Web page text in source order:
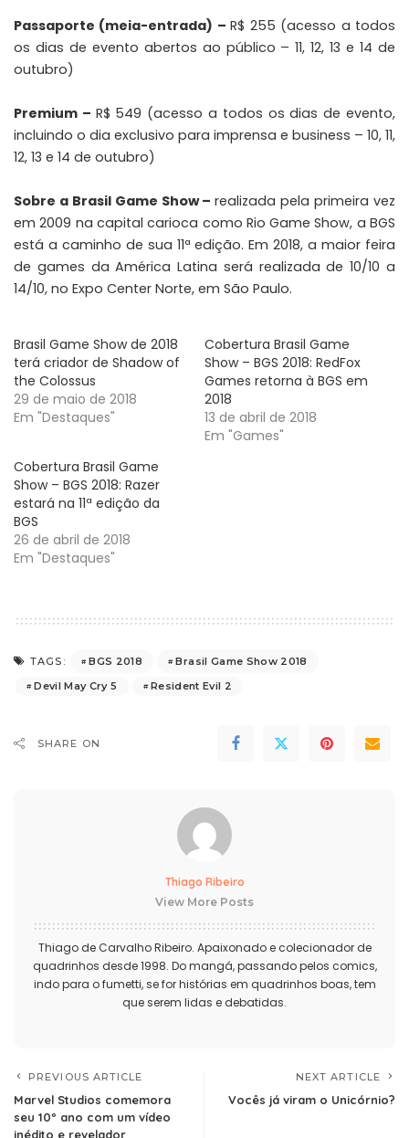
Passaporte (meia-entrada) –R$ 255 (acesso a todos
os dias de evento abertos ao público – 11, 12, 13 e 14 de
outubro)
Premium – R$ 549 (acesso a todos os dias de evento,
incluindo o dia exclusivo para imprensa e business – 10, 11,
12, 13 e 14 de outubro)
Sobre a Brasil Game Show –realizada pela primeira vez
em 2009 na capital carioca como Rio Game Show, a BGS
está a caminho de sua 11ª edição. Em 2018, a maior feira
de games da América Latina será realizada de 10/10 a
14/10, no Expo Center Norte, em São Paulo.
Brasil Game Show de 2018
terá criador de Shadow of
the Colossus
29 de maio de 2018
Em "Destaques"
Cobertura Brasil Game
Show – BGS 2018: RedFox
Games retorna à BGS em
2018
13 de abril de 2018
Em "Games"
Cobertura Brasil Game
Show – BGS 2018: Razer
estará na 11ª edição da
BGS
26 de abril de 2018
Em "Destaques"
TAGS: BGS 2018
Brasil Game Show 2018
Devil May Cry 5
Resident Evil 2
SHARE ON
Thiago Ribeiro
View More Posts
Thiago de Carvalho Ribeiro. Apaixonado e colecionador de
quadrinhos desde 1998. Do mangá, passando pelos comics,
indo para o fumetti, se for histórias em quadrinhos boas, tem
que serem lidas e debatidas.
PREVIOUS ARTICLE
Marvel Studios comemora
seu 10º ano com um vídeo
inédito e revelador
NEXT ARTICLE
Vocês já viram o Unicórnio?